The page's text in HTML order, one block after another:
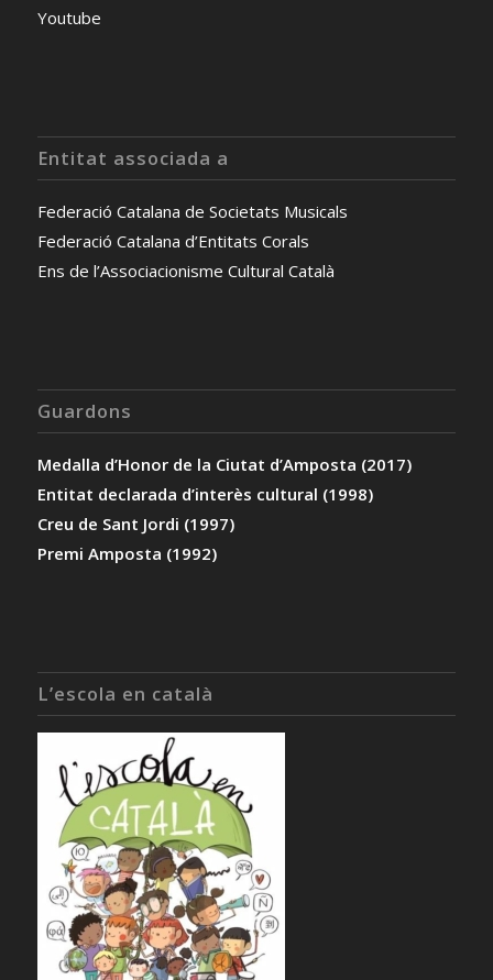
Youtube
Entitat associada a
Federació Catalana de Societats Musicals
Federació Catalana d’Entitats Corals
Ens de l’Associacionisme Cultural Català
Guardons
Medalla d’Honor de la Ciutat d’Amposta (2017)
Entitat declarada d’interès cultural (1998)
Creu de Sant Jordi (1997)
Premi Amposta (1992)
L’escola en català